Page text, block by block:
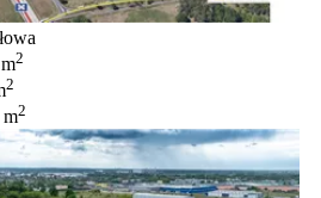
2
2
m2